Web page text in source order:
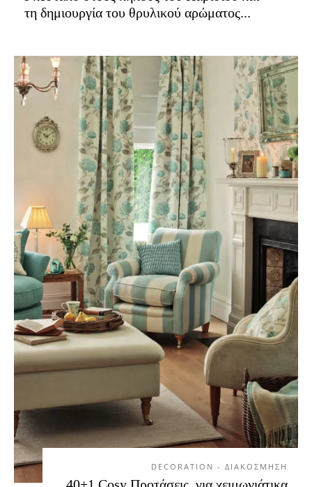
τη δημιουργία του θρυλικού αρώματος...
DECORATION - ΔΙΑΚΟΣΜΗΣΗ